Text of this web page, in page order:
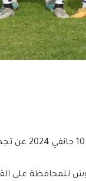
أعلن
للمحافظة على